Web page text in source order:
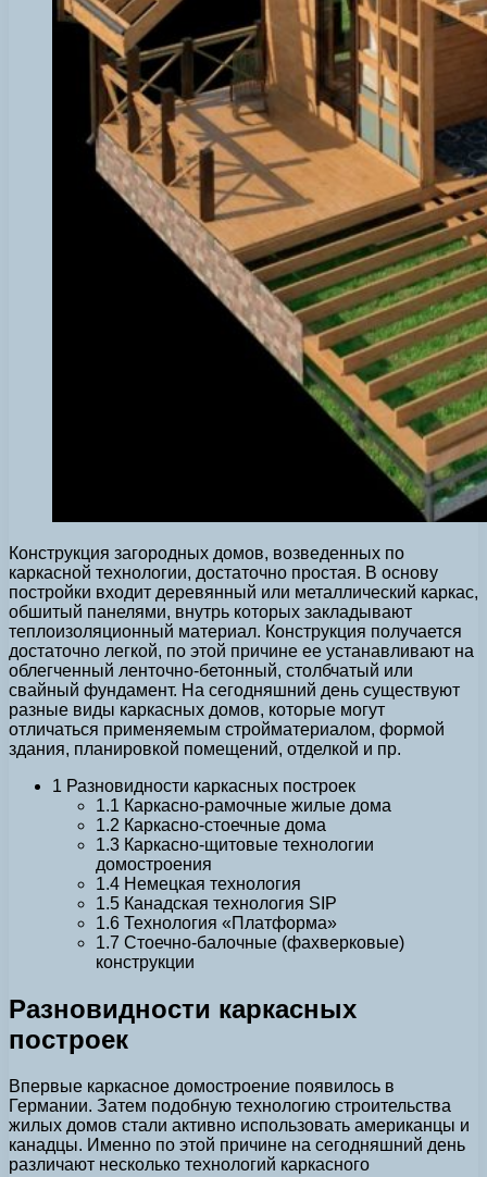
Конструкция загородных домов, возведенных по
каркасной технологии, достаточно простая. В основу
постройки входит деревянный или металлический каркас,
обшитый панелями, внутрь которых закладывают
теплоизоляционный материал. Конструкция получается
достаточно легкой, по этой причине ее устанавливают на
облегченный ленточно-бетонный, столбчатый или
свайный фундамент. На сегодняшний день существуют
разные виды каркасных домов, которые могут
отличаться применяемым стройматериалом, формой
здания, планировкой помещений, отделкой и пр.
1 Разновидности каркасных построек
1.1 Каркасно-рамочные жилые дома
1.2 Каркасно-стоечные дома
1.3 Каркасно-щитовые технологии
домостроения
1.4 Немецкая технология
1.5 Канадская технология SIP
1.6 Технология «Платформа»
1.7 Стоечно-балочные (фахверковые)
конструкции
Разновидности каркасных
построек
Впервые каркасное домостроение появилось в
Германии. Затем подобную технологию строительства
жилых домов стали активно использовать американцы и
канадцы. Именно по этой причине на сегодняшний день
различают несколько технологий каркасного